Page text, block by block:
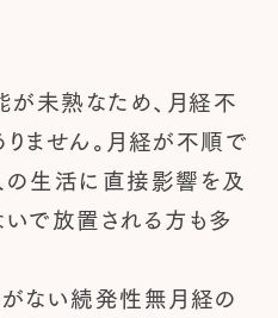
未熟なため、月経不
ません。月経が不順で
の生活に直接影響を及
で放置される方も多
ない続発性無月経の